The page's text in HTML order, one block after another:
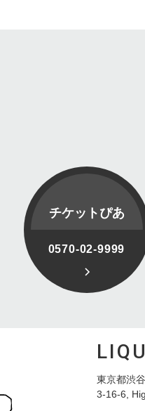
チケットぴあ
0570-02-9999
東京都渋
3-16-6,